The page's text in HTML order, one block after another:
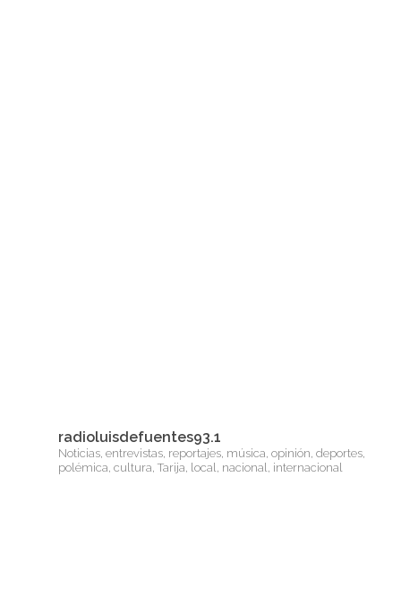
radioluisdefuentes93.1
Noticias, entrevistas, reportajes, música, opinión, deportes,
polémica, cultura, Tarija, local, nacional, internacional